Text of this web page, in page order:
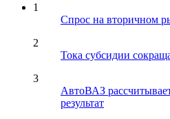
1
Спрос на вторичном
2
Тока субсидии
3
АвтоВАЗ
результат